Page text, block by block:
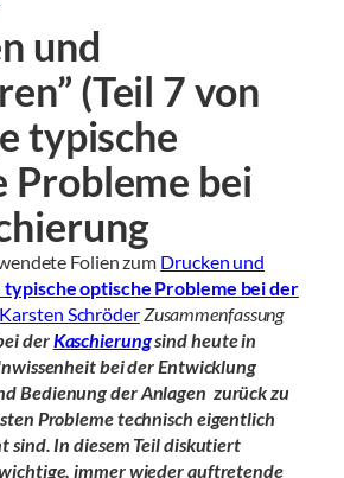
und
(Teil 7 von
typische
Probleme bei
Folien zum Drucken und
typische optische Probleme bei der
Karsten SchröderZusammenfassung
derKaschierungsind heute in
bei der Entwicklung
Bedienung der Anlagen zurück zu
Probleme technisch eigentlich
sind. In diesem Teil diskutiert
immer wieder auftretende